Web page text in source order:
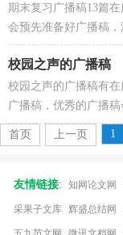
期末复习广播稿13篇
会预先准备好广播稿
播稿做到重点突出呢
校园之声的广播稿
校园之声的广播稿有
广播稿，优秀的广播
么写的吧！下面是小
首页
上一页 1
友情链接: 知网论文网
采果子文库 辉盛总结网